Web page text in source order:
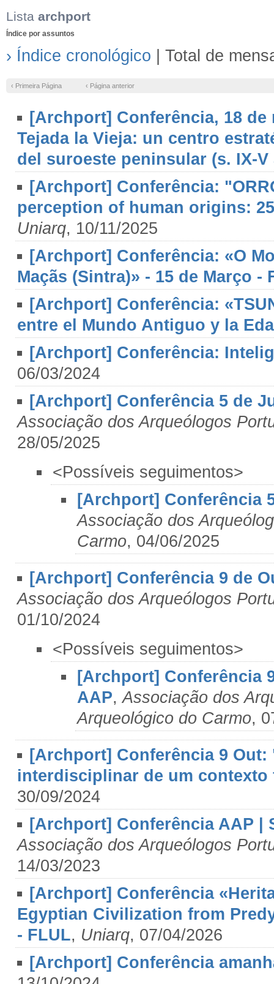
Lista archport
Índice por assuntos
› Índice cronológico | Total de
‹ Primeira Página ‹ Página anterior
[Archport] Conferência, 18
Tejada la Vieja: un centro
del suroeste peninsular (s. IX-V
[Archport] Conferência:
perception of human origins:
Uniarq, 10/11/2025
[Archport] Conferência: «O
Maçãs (Sintra)» - 15 de Março -
[Archport] Conferência:
entre el Mundo Antiguo y la
[Archport] Conferência:
06/03/2024
[Archport] Conferência 5 de
Associação dos Arqueólogos
28/05/2025
<Possíveis seguimentos>
[Archport] Conferência
Associação dos
Carmo, 04/06/2025
[Archport] Conferência 9 de
Associação dos Arqueólogos
01/10/2024
<Possíveis seguimentos>
[Archport] Conferência
AAP,Associação dos
Arqueológico do Carmo,
[Archport] Conferência 9
interdisciplinar de um
30/09/2024
[Archport] Conferência AAP |
Associação dos Arqueólogos
14/03/2023
[Archport] Conferência
Egyptian Civilization from
- FLUL, Uniarq, 07/04/2026
[Archport] Conferência